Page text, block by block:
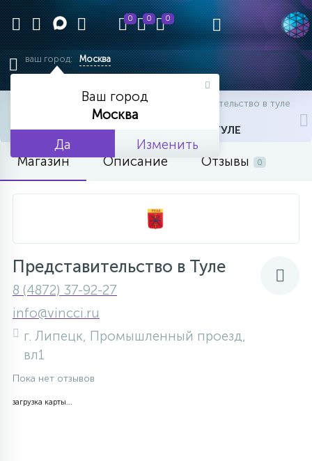
0 0 0
ваш город: Москва
Ваш город
Москва
Да
Изменить
офисы офисы представительство в туле
ПРЕДСТАВИТЕЛЬСТВО В ТУЛЕ
Магазин Описание Отзывы 0
Представительство в Туле
8 (4872) 37-92-27
info@vincci.ru
г. Липецк, Промышленный проезд,
вл1
Пока нет отзывов
загрузка карты...